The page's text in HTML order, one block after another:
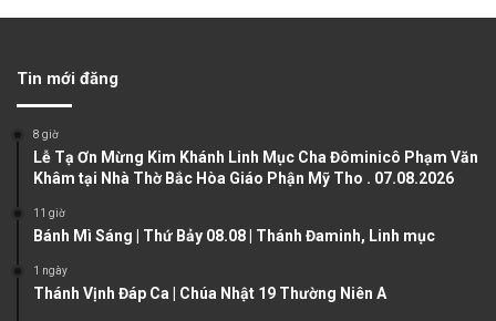
u
s
g
e
Tin mới đăng
8 giờ
Lễ Tạ Ơn Mừng Kim Khánh Linh Mục Cha Đôminicô Phạm Văn
Khâm tại Nhà Thờ Bắc Hòa Giáo Phận Mỹ Tho . 07.08.2026
11 giờ
Bánh Mì Sáng | Thứ Bảy 08.08 | Thánh Đaminh, Linh mục
1 ngày
Thánh Vịnh Đáp Ca | Chúa Nhật 19 Thường Niên A